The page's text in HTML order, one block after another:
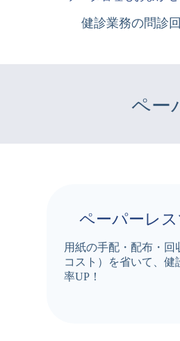
健診業務の問診
ペー
ペーパーレ
用紙の手配・配布・回
コスト）を省いて、健
率UP！